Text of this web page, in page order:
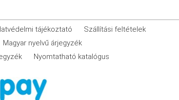
tájékoztató
Szállítási feltételek
Magyar nyelvű árjegyzék
Nyomtatható katalógus